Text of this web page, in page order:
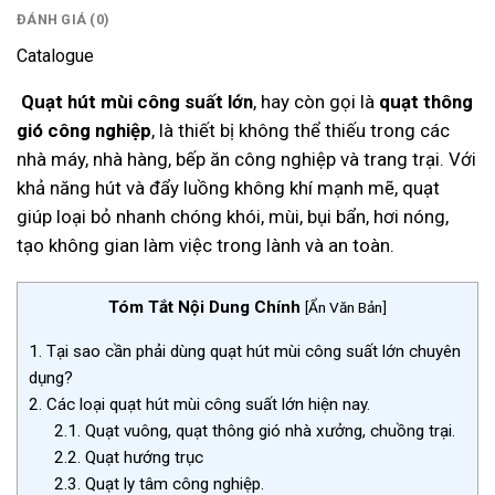
ĐÁNH GIÁ (0)
Catalogue
Quạt hút mùi công suất lớn, hay còn gọi là quạt thông
gió công nghiệp, là thiết bị không thể thiếu trong các
nhà máy, nhà hàng, bếp ăn công nghiệp và trang trại. Với
khả năng hút và đẩy luồng không khí mạnh mẽ, quạt
giúp loại bỏ nhanh chóng khói, mùi, bụi bẩn, hơi nóng,
tạo không gian làm việc trong lành và an toàn.
Tóm Tắt Nội Dung Chính [Ẩn Văn Bản]
1. Tại sao cần phải dùng quạt hút mùi công suất lớn chuyên
dụng?
2. Các loại quạt hút mùi công suất lớn hiện nay.
2.1. Quạt vuông, quạt thông gió nhà xưởng, chuồng trại.
2.2. Quạt hướng trục
2.3. Quạt ly tâm công nghiệp.